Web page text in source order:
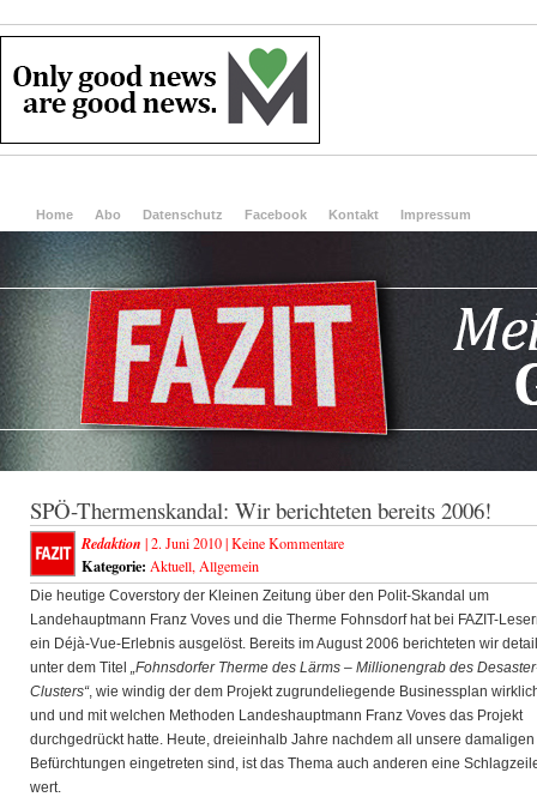
Home Abo Datenschutz Facebook Kontakt Impressum
SPÖ-Thermenskandal: Wir berichteten bereits 2006!
Redaktion | 2. Juni 2010 |Keine Kommentare
Kategorie: Aktuell, Allgemein
Die heutige Coverstory der Kleinen Zeitung über den Polit-Skandal um
Landehauptmann Franz Voves und die Therme Fohnsdorf hat bei FAZIT-
ein Déjà-Vue-Erlebnis ausgelöst. Bereits im August 2006 berichteten wir
unter dem Titel „Fohnsdorfer Therme des Lärms – Millionengrab des
Clusters“, wie windig der dem Projekt zugrundeliegende Businessplan
und und mit welchen Methoden Landeshauptmann Franz Voves das Projekt
durchgedrückt hatte. Heute, dreieinhalb Jahre nachdem all unsere damaligen
Befürchtungen eingetreten sind, ist das Thema auch anderen eine
wert.